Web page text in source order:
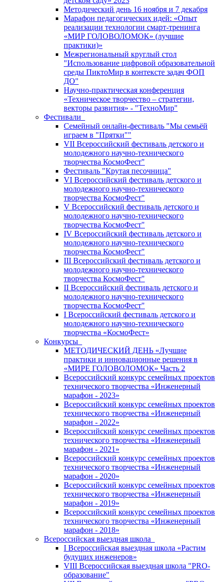
Методический день 16 ноября и 7 декабря
Марафон педагогических идей: «Опыт
реализации технологии смарт-тренинга
«МИР ГОЛОВОЛОМОК» (лучшие
практики)»
Межрегиональный круглый стол
"Использование цифровой образовательной
среды ПиктоМир в контексте задач ФОП
ДО"
Научно-практическая конференция
«Техническое творчество – стратегии,
векторы развития» - "ТехноМир"
Фестивали
Семейный онлайн-фестиваль "Мы семьёй
играем в "Прятки""
VII Всероссийский фестиваль детского и
молодежного научно-технического
творчества КосмоФест"
Фестиваль "Крутая песочница"
VI Всероссийский фестиваль детского и
молодежного научно-технического
творчества КосмоФест"
V Всероссийский фестиваль детского и
молодежного научно-технического
творчества КосмоФест"
IV Всероссийский фестиваль детского и
молодежного научно-технического
творчества КосмоФест"
III Всероссийский фестиваль детского и
молодежного научно-технического
творчества КосмоФест"
II Всероссийский фестиваль детского и
молодежного научно-технического
творчества КосмоФест"
I Всероссийский фестиваль детского и
молодежного научно-технического
творчества «КосмоФест»
Конкурсы
МЕТОДИЧЕСКИЙ ДЕНЬ «Лучшие
практики и инновационные решения в
«МИРЕ ГОЛОВОЛОМОК» Часть 2
Всероссийский конкурс семейных проектов
технического творчества «Инженерный
марафон - 2023»
Всероссийский конкурс семейных проектов
технического творчества «Инженерный
марафон - 2022»
Всероссийский конкурс семейных проектов
технического творчества «Инженерный
марафон - 2021»
Всероссийский конкурс семейных проектов
технического творчества «Инженерный
марафон - 2020»
Всероссийский конкурс семейных проектов
технического творчества «Инженерный
марафон - 2019»
Всероссийский конкурс семейных проектов
технического творчества «Инженерный
марафон - 2018»
Всероссийская выездная школа
I Всероссийская выездная школа «Растим
будущих инженеров»
VIII Всероссийская выездная школа "PRO-
образование"